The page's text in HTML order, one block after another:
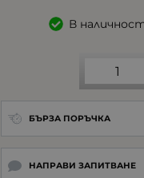
В
БЪРЗА ПОРЪЧКА
НАПРАВИ ЗАПИТВАНЕ